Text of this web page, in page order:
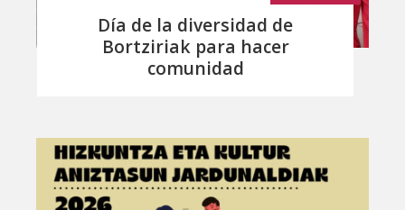
Día de la diversidad de
Bortziriak para hacer
comunidad